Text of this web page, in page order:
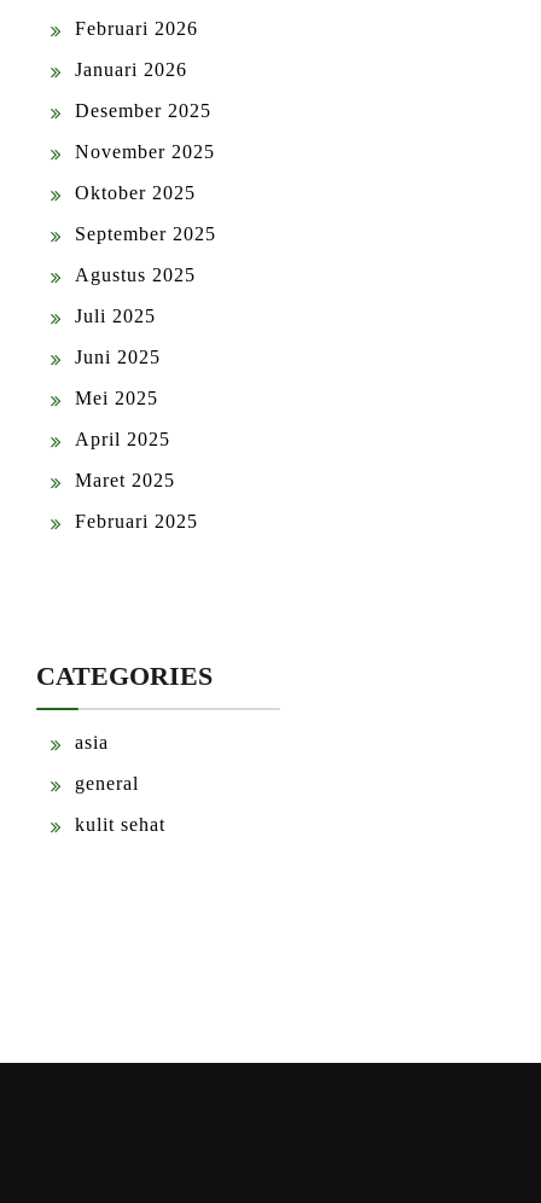
Februari 2026
Januari 2026
Desember 2025
November 2025
Oktober 2025
September 2025
Agustus 2025
Juli 2025
Juni 2025
Mei 2025
April 2025
Maret 2025
Februari 2025
CATEGORIES
asia
general
kulit sehat